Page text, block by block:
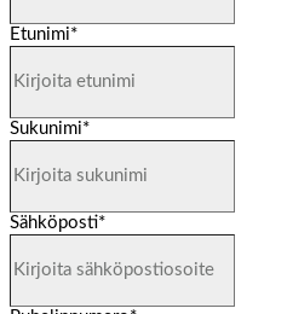
Etunimi*
Sukunimi*
Sähköposti*